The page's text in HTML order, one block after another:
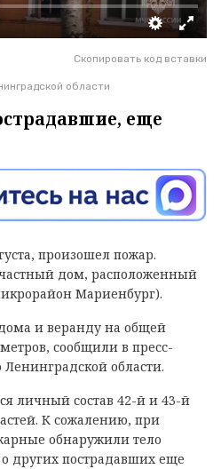
Скопировать код вставки
области
еще
произошел пожар.
дом, расположенный
Мариенбург).
и веранду на общей
сообщили в пресс-
области.
личный состав 42-й и 43-й
К сожалению, при
обнаружили тело
других пострадавших еще